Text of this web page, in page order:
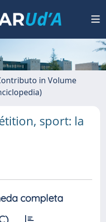
in Volume
sport: la
completa